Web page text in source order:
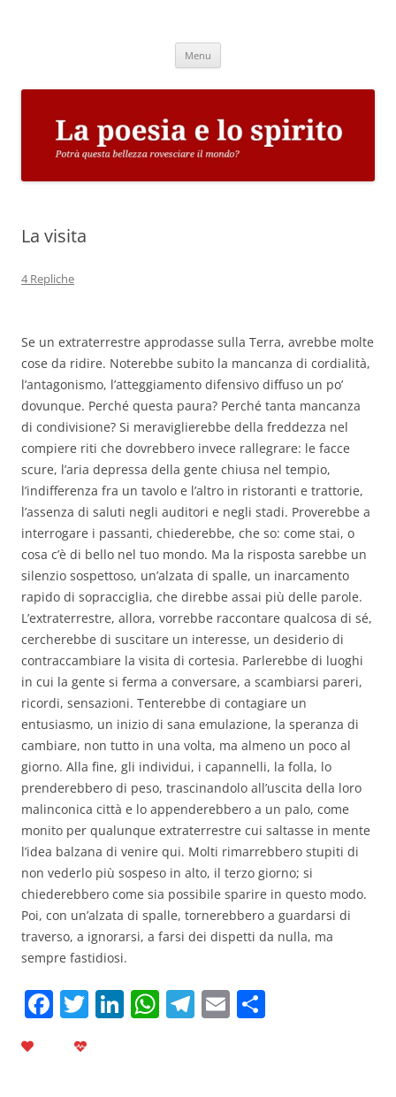
Menu
La visita
4 Repliche
Se un extraterrestre approdasse sulla Terra, avrebbe molte
cose da ridire. Noterebbe subito la mancanza di cordialità,
l’antagonismo, l’atteggiamento difensivo diffuso un po’
dovunque. Perché questa paura? Perché tanta mancanza
di condivisione? Si meraviglierebbe della freddezza nel
compiere riti che dovrebbero invece rallegrare: le facce
scure, l’aria depressa della gente chiusa nel tempio,
l’indifferenza fra un tavolo e l’altro in ristoranti e trattorie,
l’assenza di saluti negli auditori e negli stadi. Proverebbe a
interrogare i passanti, chiederebbe, che so: come stai, o
cosa c’è di bello nel tuo mondo. Ma la risposta sarebbe un
silenzio sospettoso, un’alzata di spalle, un inarcamento
rapido di sopracciglia, che direbbe assai più delle parole.
L’extraterrestre, allora, vorrebbe raccontare qualcosa di sé,
cercherebbe di suscitare un interesse, un desiderio di
contraccambiare la visita di cortesia. Parlerebbe di luoghi
in cui la gente si ferma a conversare, a scambiarsi pareri,
ricordi, sensazioni. Tenterebbe di contagiare un
entusiasmo, un inizio di sana emulazione, la speranza di
cambiare, non tutto in una volta, ma almeno un poco al
giorno. Alla fine, gli individui, i capannelli, la folla, lo
prenderebbero di peso, trascinandolo all’uscita della loro
malinconica città e lo appenderebbero a un palo, come
monito per qualunque extraterrestre cui saltasse in mente
l’idea balzana di venire qui. Molti rimarrebbero stupiti di
non vederlo più sospeso in alto, il terzo giorno; si
chiederebbero come sia possibile sparire in questo modo.
Poi, con un’alzata di spalle, tornerebbero a guardarsi di
traverso, a ignorarsi, a farsi dei dispetti da nulla, ma
sempre fastidiosi.
F T Li W T E